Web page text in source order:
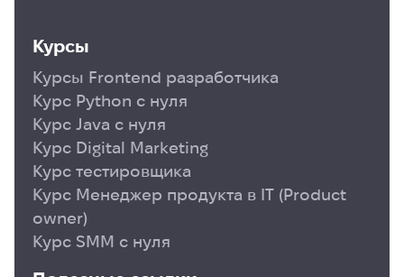
Курсы
Курсы Frontend разработчика
Курс Python с нуля
Курс Java с нуля
Курс Digital Marketing
Курс тестировщика
Курс Менеджер продукта в ІТ (Product
owner)
Курс SMM с нуля